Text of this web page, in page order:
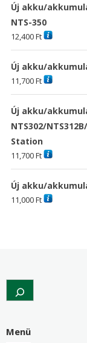
Új akku/
NTS-350
12,400Ft
Új akku/
11,700Ft
Új akku/
NTS302/
Station
11,700Ft
Új akku/
11,000Ft
Search
Menü